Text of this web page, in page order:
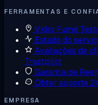
FERRAMENTAS E
Vidro Fumê
Estado do
Avaliações de
Trustpilot
Garantia de
Obter suporte
EMPRESA